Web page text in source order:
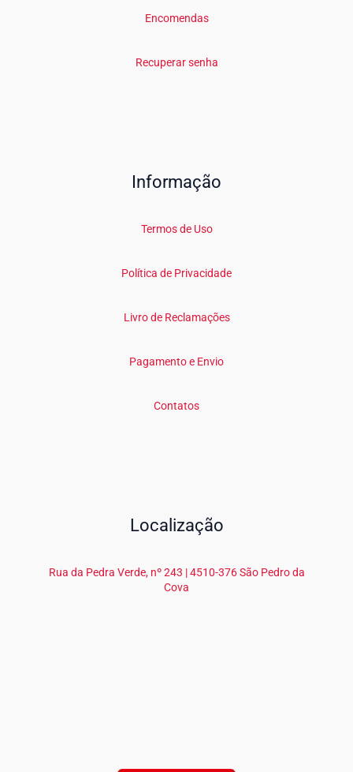
Encomendas
Recuperar senha
Informação
Termos de Uso
Política de Privacidade
Livro de Reclamações
Pagamento e Envio
Contatos
Localização
Rua da Pedra Verde, nº 243 | 4510-376 São Pedro da
Cova